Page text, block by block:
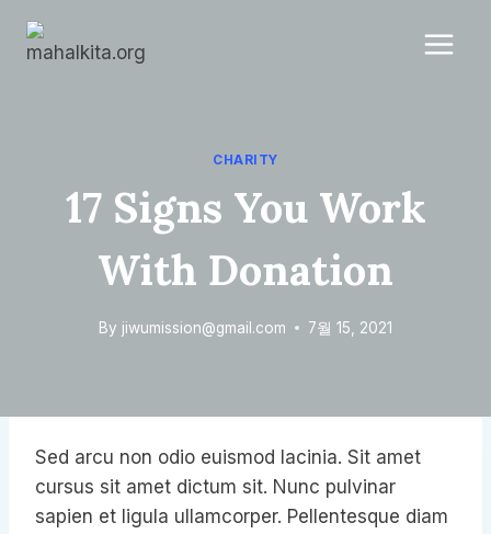
CHARITY
17 Signs You Work
With Donation
By jiwumission@gmail.com 7월 15, 2021
Sed arcu non odio euismod lacinia. Sit amet
cursus sit amet dictum sit. Nunc pulvinar
sapien et ligula ullamcorper. Pellentesque diam